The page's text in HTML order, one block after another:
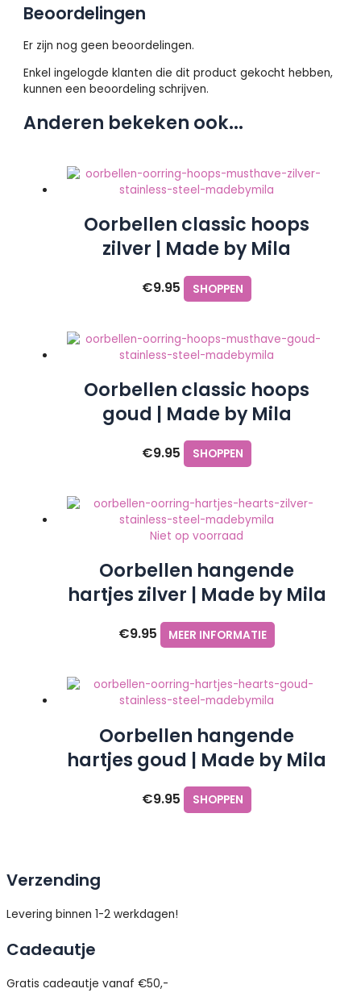
Beoordelingen
Er zijn nog geen beoordelingen.
Enkel ingelogde klanten die dit product gekocht hebben,
kunnen een beoordeling schrijven.
Anderen bekeken ook...
Oorbellen classic hoops
zilver | Made by Mila
€9.95 SHOPPEN
Oorbellen classic hoops
goud | Made by Mila
€9.95 SHOPPEN
Niet op voorraad
Oorbellen hangende
hartjes zilver | Made by Mila
€9.95 MEER INFORMATIE
Oorbellen hangende
hartjes goud | Made by Mila
€9.95 SHOPPEN
Verzending
Levering binnen 1-2 werkdagen!
Cadeautje
Gratis cadeautje vanaf €50,-